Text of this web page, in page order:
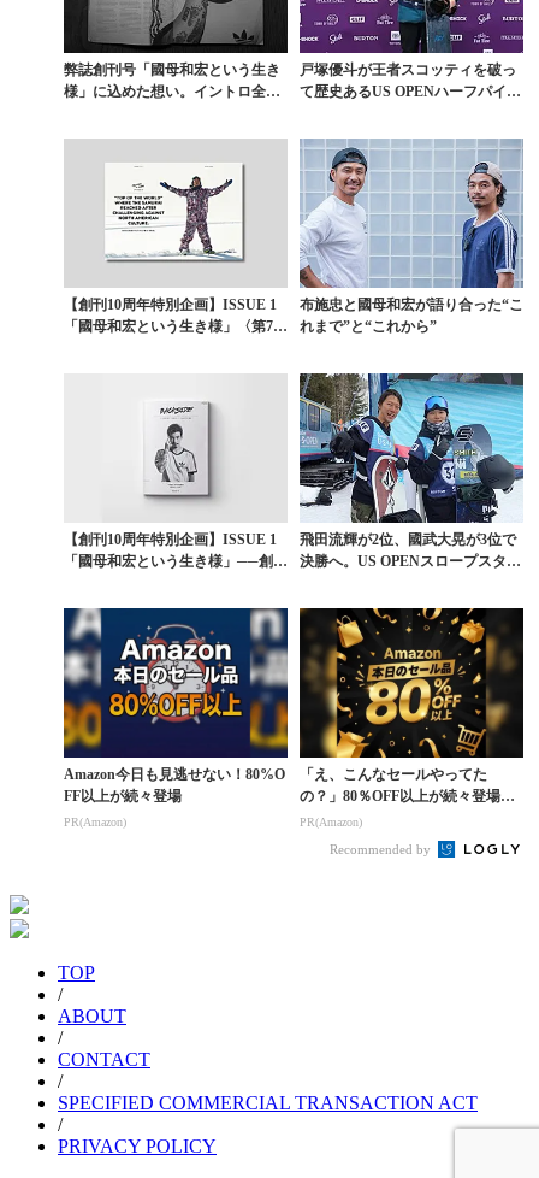
弊誌創刊号「國母和宏という生き
様」に込めた想い。イントロ全文
戸塚優斗が王者スコッティを破っ
て歴史あるUS OPENハーフパイプ
【創刊10周年特別企画】ISSUE 1
「國母和宏という生き様」〈第7
布施忠と國母和宏が語り合った“こ
れまで”と“これから”
【創刊10周年特別企画】ISSUE 1
「國母和宏という生き様」──創刊
飛田流輝が2位、國武大晃が3位で
決勝へ。US OPENスロープスタイ
Amazon今日も見逃せない！80%O
FF以上が続々登場
PR(Amazon)
「え、こんなセールやってた
の？」80％OFF以上が続々登場！
Amazonの本気が...
PR(Amazon)
Recommended by
TOP
/
ABOUT
/
CONTACT
/
SPECIFIED COMMERCIAL TRANSACTION ACT
/
PRIVACY POLICY